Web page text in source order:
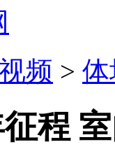
频 >
程